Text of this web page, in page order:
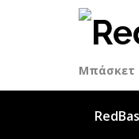
Μπάσκετ